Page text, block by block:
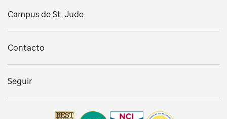
Campus de St. Jude
Contacto
Seguir